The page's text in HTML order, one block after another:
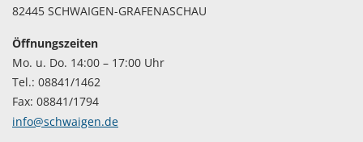
82445 SCHWAIGEN-GRAFENASCHAU
Öffnungszeiten
Mo. u. Do. 14:00 – 17:00 Uhr
Tel.: 08841/1462
Fax: 08841/1794
info@schwaigen.de